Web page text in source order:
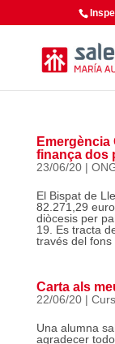
finança dos
23/06/20|
El Bispat de
82.271,29
diòcesis per
19. Es tracta
través del fons
Carta als
22/06/20|
Una alumna
agradecer